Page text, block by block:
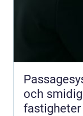
Passagesystem
och
fastigheter